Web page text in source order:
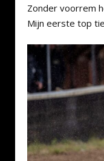
Zonder voorrem
Mijn eerste top